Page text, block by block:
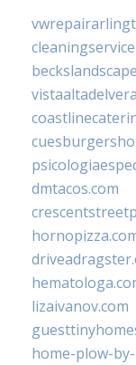
dmtacos.com
lizaivanov.com
home-plow-